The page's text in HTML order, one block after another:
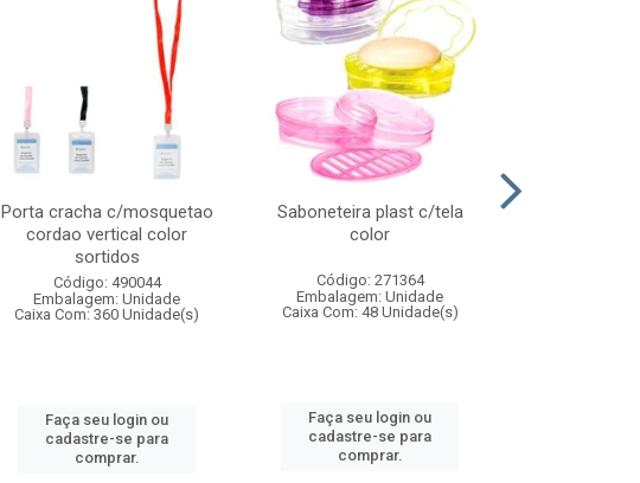
Porta cracha c/mosquetao
cordao vertical color
sortidos
Código: 490044
Embalagem: Unidade
Caixa Com: 360 Unidade(s)
Faça seu login ou
cadastre-se para
comprar.
Saboneteira plast c/tela
color
Código: 271364
Embalagem: Unidade
Caixa Com: 48 Unidade(s)
Faça seu login ou
cadastre-se para
comprar.